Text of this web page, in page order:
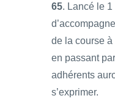
65. Lancé le
de la course
en passant
adhérents
s’exprimer.